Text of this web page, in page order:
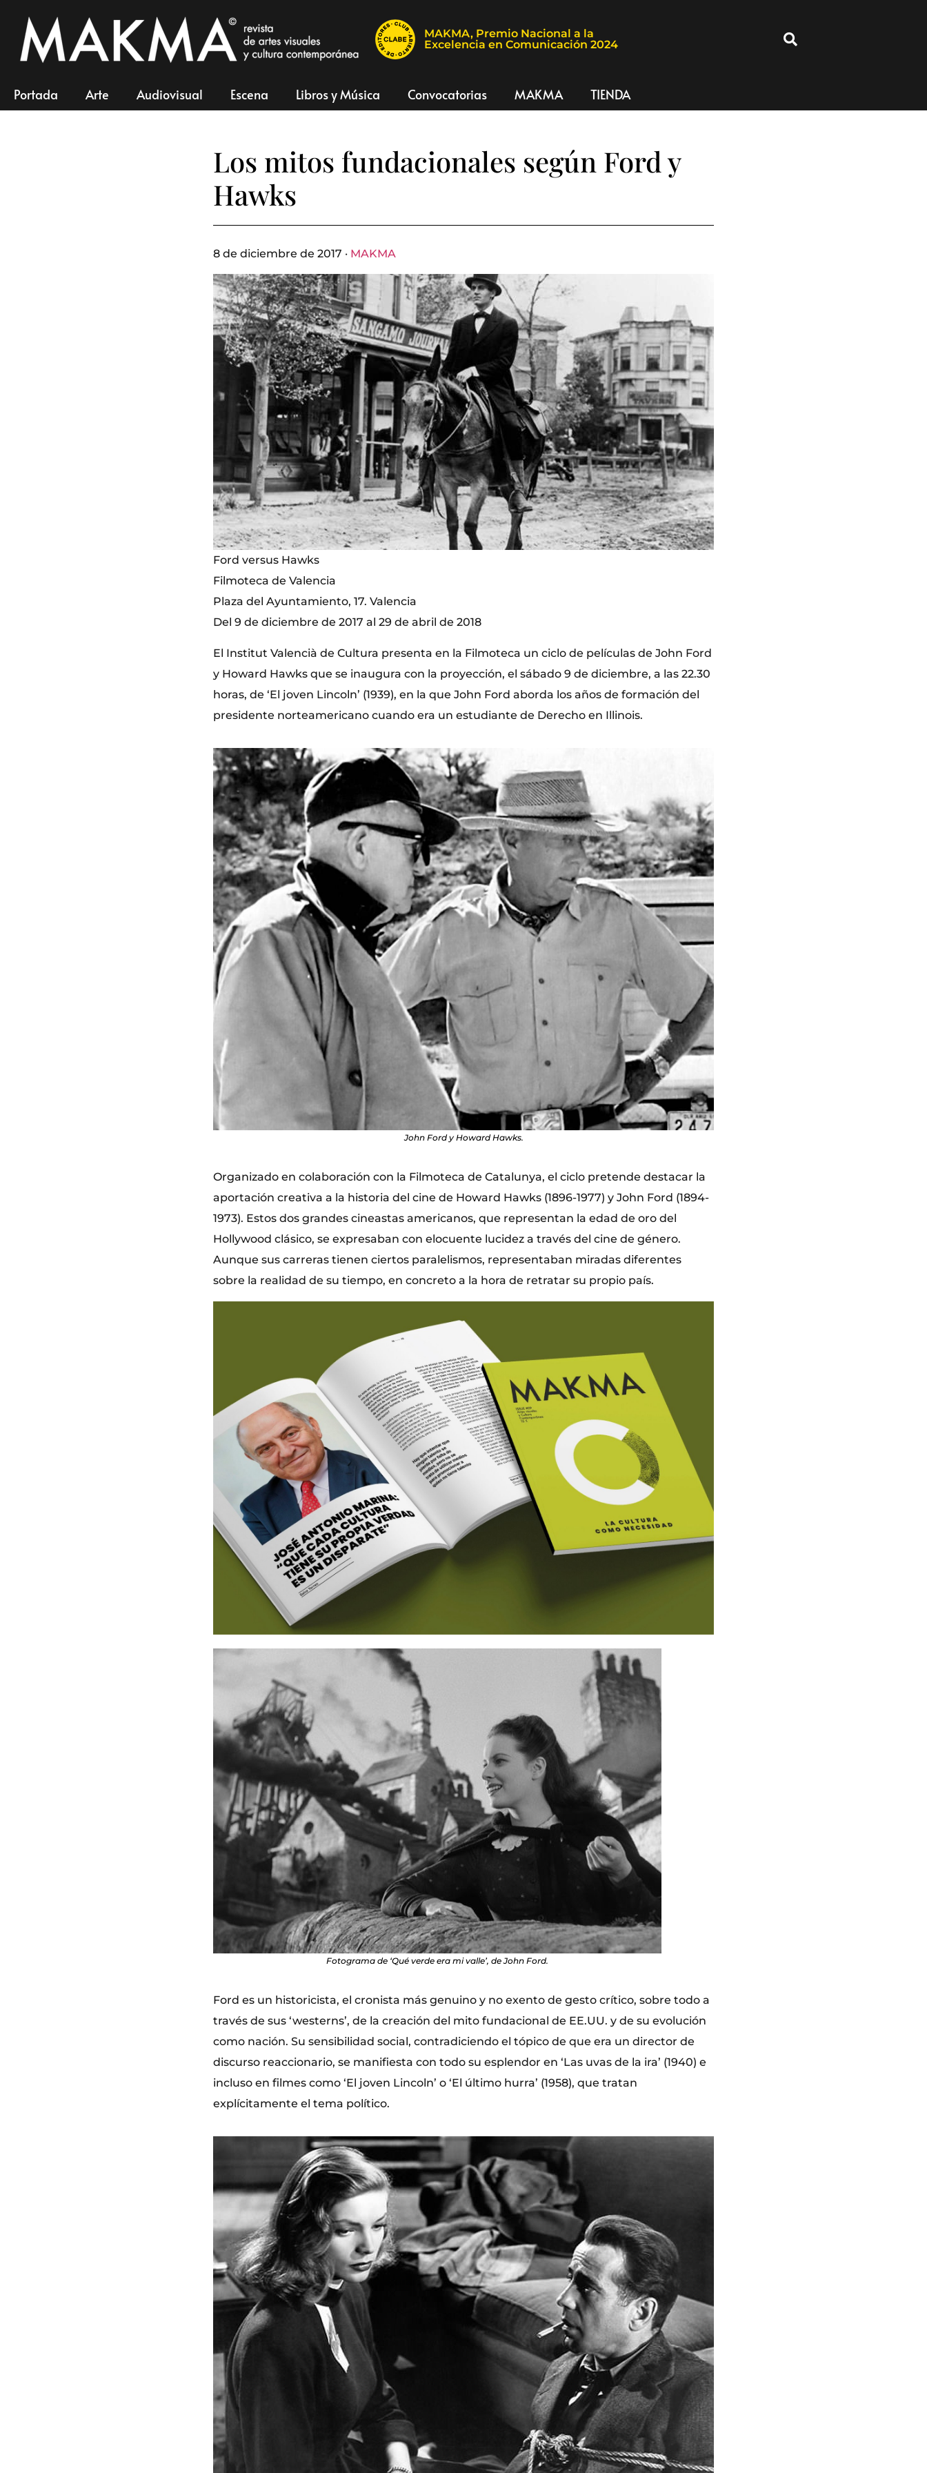
MAKMA, Premio Nacional a la
Excelencia en Comunicación 2024
Portada Arte Audiovisual Escena Libros y Música Convocatorias MAKMA TIENDA
Los mitos fundacionales según Ford y
Hawks
8 de diciembre de 2017 · MAKMA
Ford versus Hawks
Filmoteca de Valencia
Plaza del Ayuntamiento, 17. Valencia
Del 9 de diciembre de 2017 al 29 de abril de 2018
El Institut Valencià de Cultura presenta en la Filmoteca un ciclo de películas de John Ford
y Howard Hawks que se inaugura con la proyección, el sábado 9 de diciembre, a las 22.30
horas, de ‘El joven Lincoln’ (1939), en la que John Ford aborda los años de formación del
presidente norteamericano cuando era un estudiante de Derecho en Illinois.
John Ford y Howard Hawks.
Organizado en colaboración con la Filmoteca de Catalunya, el ciclo pretende destacar la
aportación creativa a la historia del cine de Howard Hawks (1896-1977) y John Ford (1894-
1973). Estos dos grandes cineastas americanos, que representan la edad de oro del
Hollywood clásico, se expresaban con elocuente lucidez a través del cine de género.
Aunque sus carreras tienen ciertos paralelismos, representaban miradas diferentes
sobre la realidad de su tiempo, en concreto a la hora de retratar su propio país.
Fotograma de ‘Qué verde era mi valle’, de John Ford.
Ford es un historicista, el cronista más genuino y no exento de gesto crítico, sobre todo a
través de sus ‘westerns’, de la creación del mito fundacional de EE.UU. y de su evolución
como nación. Su sensibilidad social, contradiciendo el tópico de que era un director de
discurso reaccionario, se manifiesta con todo su esplendor en ‘Las uvas de la ira’ (1940) e
incluso en filmes como ‘El joven Lincoln’ o ‘El último hurra’ (1958), que tratan
explícitamente el tema político.